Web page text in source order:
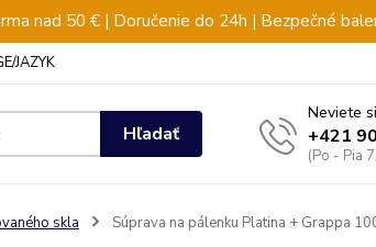
nad 50 € | Doručenie do 24h | Bezpečné
JAZYK
Hľadať
Neviete
+421
(Po - Pia
skla Súprava na pálenku Platina + Grappa